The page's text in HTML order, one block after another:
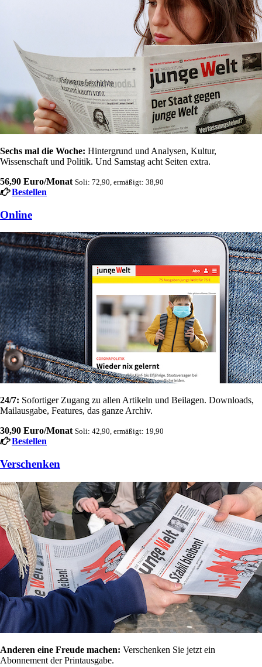
Sechs mal die Woche: Hintergrund und Analysen, Kultur,
Wissenschaft und Politik. Und Samstag acht Seiten extra.
56,90 Euro/Monat Soli: 72,90, ermäßigt: 38,90
Bestellen
Online
24/7: Sofortiger Zugang zu allen Artikeln und Beilagen. Downloads,
Mailausgabe, Features, das ganze Archiv.
30,90 Euro/Monat Soli: 42,90, ermäßigt: 19,90
Bestellen
Verschenken
Anderen eine Freude machen: Verschenken Sie jetzt ein
Abonnement der Printausgabe.